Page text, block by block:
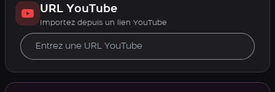
URL YouTube
Importez depuis un lien YouTube